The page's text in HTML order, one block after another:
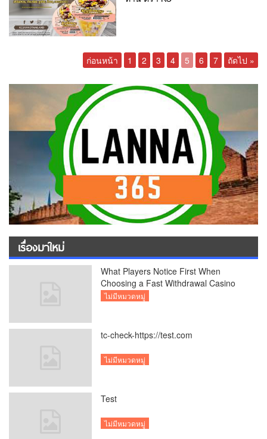
ก่อนหน้า 1 2 3 4 5 6 7 ถัดไป »
เรื่องมาใหม่
What Players Notice First When
Choosing a Fast Withdrawal Casino
UK
ไม่มีหมวดหมู่
tc-check-https://test.com
ไม่มีหมวดหมู่
Test
ไม่มีหมวดหมู่